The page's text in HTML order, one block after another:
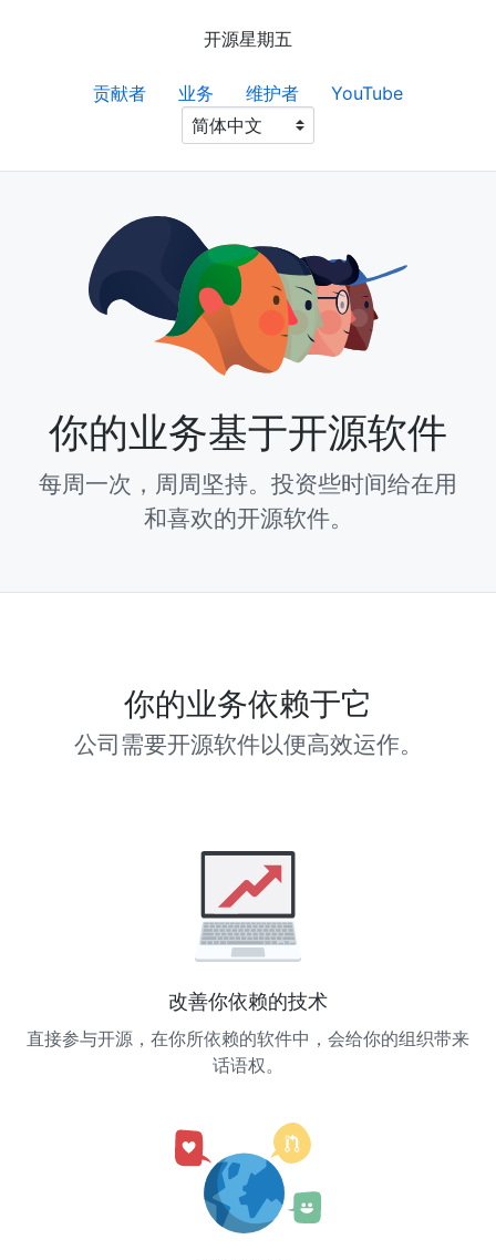
开源星期五
贡献者 业务 维护者 YouTube
你的业务基于开源软件
每周一次，周周坚持。投资些时间给在用
和喜欢的开源软件。
你的业务依赖于它
公司需要开源软件以便高效运作。
改善你依赖的技术
直接参与开源，在你所依赖的软件中，会给你的组织带来
话语权。